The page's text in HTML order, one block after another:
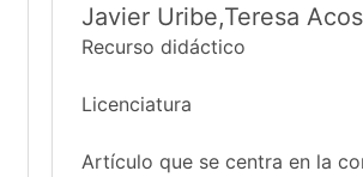
Javier Uribe,Teresa
Recurso didáctico
Licenciatura
Artículo que se centra en la